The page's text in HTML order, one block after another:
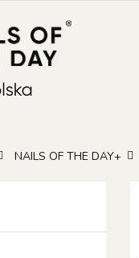
KATEGORIE
NAILS OF THE DAY+